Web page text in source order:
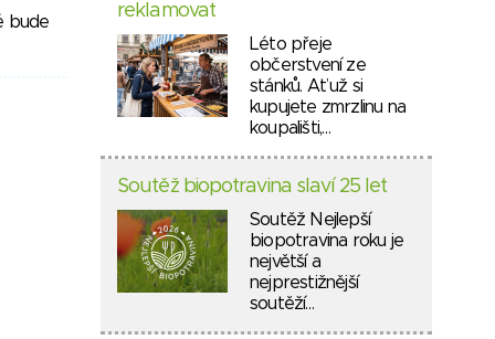
bude
reklamovat
Léto přeje
občerstvení ze
stánků. Ať už si
kupujete zmrzlinu na
koupališti,…
Soutěž biopotravina slaví 25 let
Soutěž Nejlepší
biopotravina roku je
největší a
nejprestižnější
soutěží…